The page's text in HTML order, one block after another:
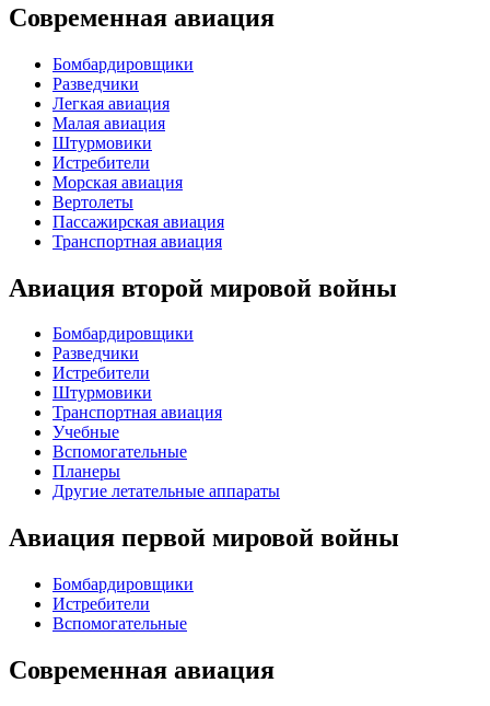
Современная авиация
Бомбардировщики
Разведчики
Легкая авиация
Малая авиация
Штурмовики
Истребители
Морская авиация
Вертолеты
Пассажирская авиация
Транспортная авиация
Авиация второй мировой войны
Бомбардировщики
Разведчики
Истребители
Штурмовики
Транспортная авиация
Учебные
Вспомогательные
Планеры
Другие летательные аппараты
Авиация первой мировой войны
Бомбардировщики
Истребители
Вспомогательные
Современная авиация